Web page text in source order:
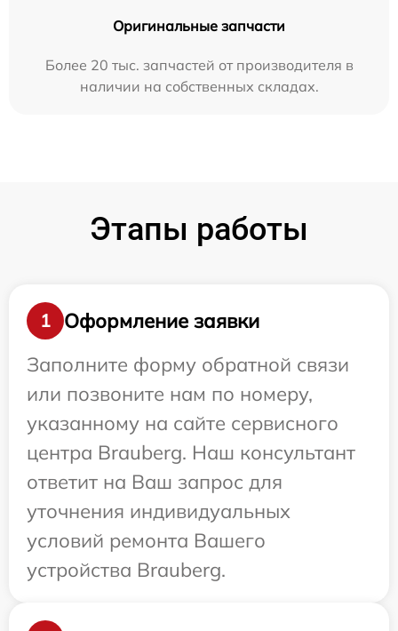
Оригинальные запчасти
Более 20 тыс. запчастей от производителя в
наличии на собственных складах.
Этапы работы
1
Оформление заявки
Заполните форму обратной связи
или позвоните нам по номеру,
указанному на сайте сервисного
центра Brauberg. Наш консультант
ответит на Ваш запрос для
уточнения индивидуальных
условий ремонта Вашего
устройства Brauberg.